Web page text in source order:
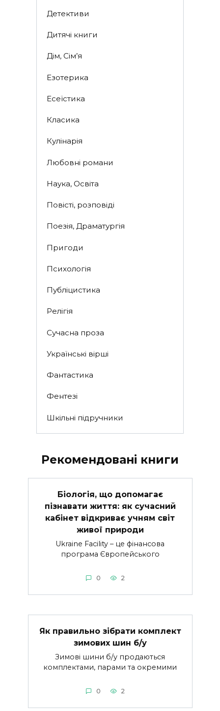
Детективи
Дитячі книги
Дім, Сім’я
Езотерика
Есеїстика
Класика
Кулінарія
Любовні романи
Наука, Освіта
Повісті, розповіді
Поезія, Драматургія
Пригоди
Психологія
Публіцистика
Релігія
Сучасна проза
Українські вірші
Фантастика
Фентезі
Шкільні підручники
Рекомендовані книги
Біологія, що допомагає
пізнавати життя: як сучасний
кабінет відкриває учням світ
живої природи
Ukraine Facility – це фінансова
програма Європейського
0 2
Як правильно зібрати комплект
зимових шин б/у
Зимові шини б/у продаються
комплектами, парами та окремими
0 2